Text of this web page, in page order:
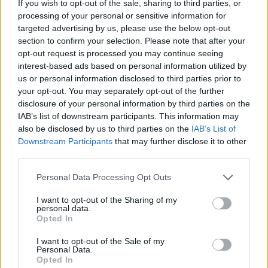
If you wish to opt-out of the sale, sharing to third parties, or
processing of your personal or sensitive information for
targeted advertising by us, please use the below opt-out
section to confirm your selection. Please note that after your
opt-out request is processed you may continue seeing
interest-based ads based on personal information utilized by
us or personal information disclosed to third parties prior to
your opt-out. You may separately opt-out of the further
disclosure of your personal information by third parties on the
IAB’s list of downstream participants. This information may
also be disclosed by us to third parties on the IAB’s List of
Downstream Participants that may further disclose it to other
Personal Data Processing Opt Outs
I want to opt-out of the Sharing of my
personal data.
Opted In
I want to opt-out of the Sale of my
Personal Data.
Opted In
liderada por um Politécnico, Paulo Tolda acredita
que o trabalho entre académicos e empreendedores
irá “criar verdadeiras pontes para a
internacionalização dos negócios que aqui
nascem”. Já para Gil Ferraz, presidente da
Associação Empresarial de Lafões, “a nova
colaboração com o IPG irá representar uma nova
fase para os empreendedores desta região, que
passam a ter acesso direto ao saber científico,
tecnológico e académico que
só uma instituição de ensino superior pode
proporcionar.”
O projeto IPG@Empreende+ foi concebido para
promover a criação de uma incubadora capaz de
servir os empreendedores e as start-ups do interior
do país a partir do envolvimento de diferentes
agentes territoriais, permitindo que a investigação